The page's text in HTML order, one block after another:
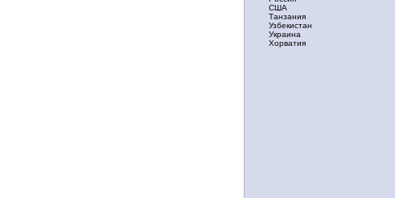
США
Танзания
Узбекистан
Украина
Хорватия